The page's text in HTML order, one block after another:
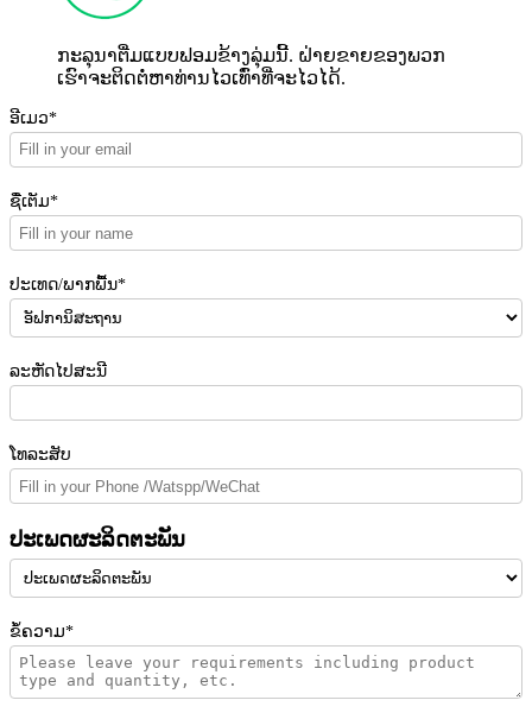
ກະລຸນາຕື່ມແບບຟອມຂ້າງລຸ່ມນີ້. ຝ່າຍຂາຍຂອງພວກ
ເຮົາຈະຕິດຕໍ່ຫາທ່ານໄວເທົ່າທີ່ຈະໄວໄດ້.
ອີເມວ*
ຊື່ເຕັມ*
ປະເທດ/ພາກພື້ນ*
ລະຫັດໄປສະນີ
ໂທລະສັບ
ປະເພດຜະລິດຕະພັນ
ຂໍ້ຄວາມ*